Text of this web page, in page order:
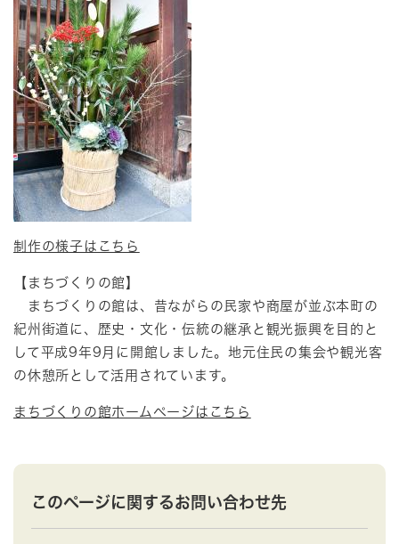
制作の様子はこちら
【まちづくりの館】
まちづくりの館は、昔ながらの民家や商屋が並ぶ本町の
紀州街道に、歴史・文化・伝統の継承と観光振興を目的と
して平成9年9月に開館しました。地元住民の集会や観光客
の休憩所として活用されています。
まちづくりの館ホームページはこちら
このページに関するお問い合わせ先